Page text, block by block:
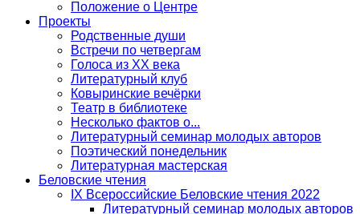
Положение о Центре
Проекты
Родственные души
Встречи по четвергам
Голоса из ХХ века
Литературный клуб
Ковыринские вечёрки
Театр в библиотеке
Несколько фактов о...
Литературный семинар молодых авторов
Поэтический понедельник
Литературная мастерская
Беловские чтения
IX Всероссийские Беловские чтения 2022
Литературный семинар молодых авторов